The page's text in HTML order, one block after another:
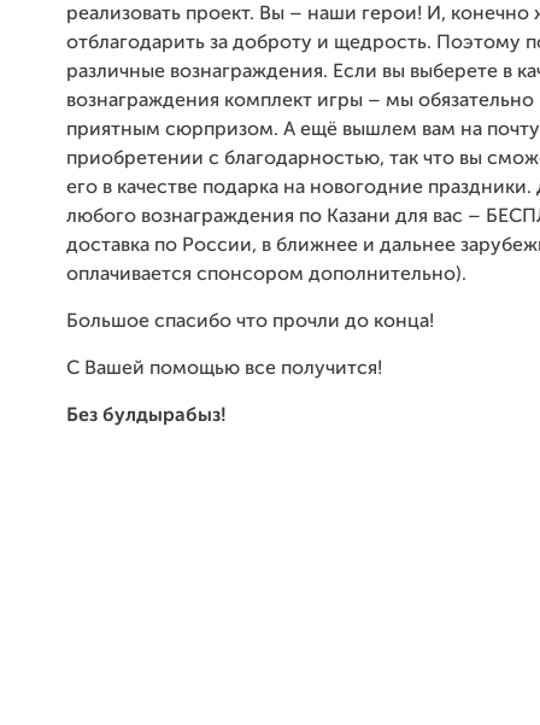
реализовать проект. Вы – наши герои! И,
отблагодарить за доброту и щедрость. Поэтому
различные вознаграждения. Если вы выберете в
вознаграждения комплект игры – мы
приятным сюрпризом. А ещё вышлем вам на
приобретении с благодарностью, так что вы
его в качестве подарка на новогодние праздники.
любого вознаграждения по Казани для вас –
доставка по России, в ближнее и дальнее
оплачивается спонсором дополнительно).
Большое спасибо что прочли до конца!
С Вашей помощью все получится!
Без булдырабыз!